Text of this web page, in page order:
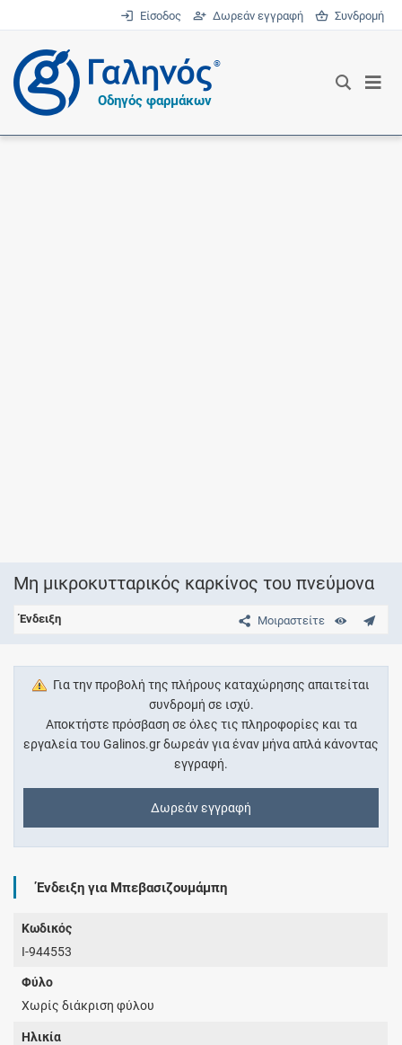
Είσοδος Δωρεάν εγγραφή Συνδρομή
®
Οδηγός φαρμάκων
Μη μικροκυτταρικός καρκίνος του πνεύμονα
Μοιραστείτε
Ένδειξη
Για την προβολή της πλήρους καταχώρησης απαιτείται
συνδρομή σε ισχύ.
Αποκτήστε πρόσβαση σε όλες τις πληροφορίες και τα
εργαλεία του Galinos.gr δωρεάν για έναν μήνα απλά κάνοντας
εγγραφή.
Δωρεάν εγγραφή
Ένδειξη για Μπεβασιζουμάμπη
Κωδικός
I-944553
Φύλο
Χωρίς διάκριση φύλου
Ηλικία